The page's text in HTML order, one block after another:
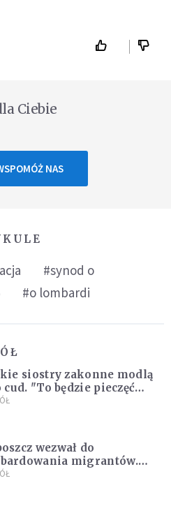
Ciebie
NAS
#synod o
#o lombardi
siostry zakonne modlą
cud. "To będzie pieczęć
Boga dla naszej wiary"
wezwał do
migrantów.
ogień przeciwko